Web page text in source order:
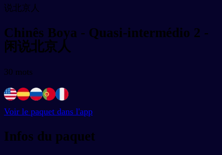
说北京人
Chinês Boya - Quasi-intermédio 2 -
闲说北京人
30 mots
Voir le paquet dans l'app
Infos du paquet